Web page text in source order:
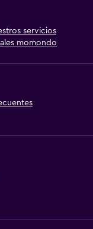
servicios
momondo